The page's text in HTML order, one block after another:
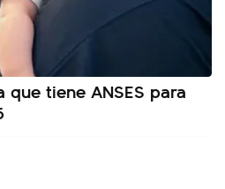
tiene ANSES para